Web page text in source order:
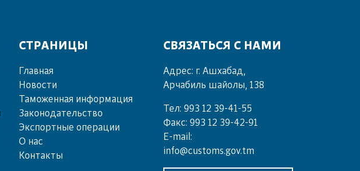
СТРАНИЦЫ
Главная
Новости
Таможенная информация
Законодательство
Экспортные операции
О нас
Контакты
СВЯЗАТЬСЯ С НАМИ
Адрес: г. Ашхабад,
Арчабиль шайолы, 138
Тел: 993 12 39-41-55
Факс: 993 12 39-42-91
E-mail:
info@customs.gov.tm